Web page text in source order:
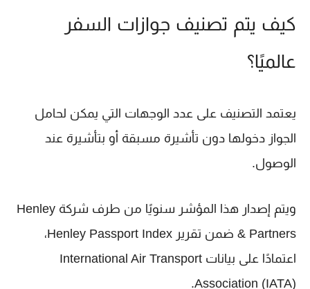
كيف يتم تصنيف جوازات السفر
عالميًا؟
يعتمد التصنيف على عدد الوجهات التي يمكن لحامل
الجواز دخولها دون تأشيرة مسبقة أو بتأشيرة عند
الوصول.
ويتم إصدار هذا المؤشر سنويًا من طرف شركة Henley
& Partners ضمن تقرير Henley Passport Index،
اعتمادًا على بيانات International Air Transport
Association (IATA).